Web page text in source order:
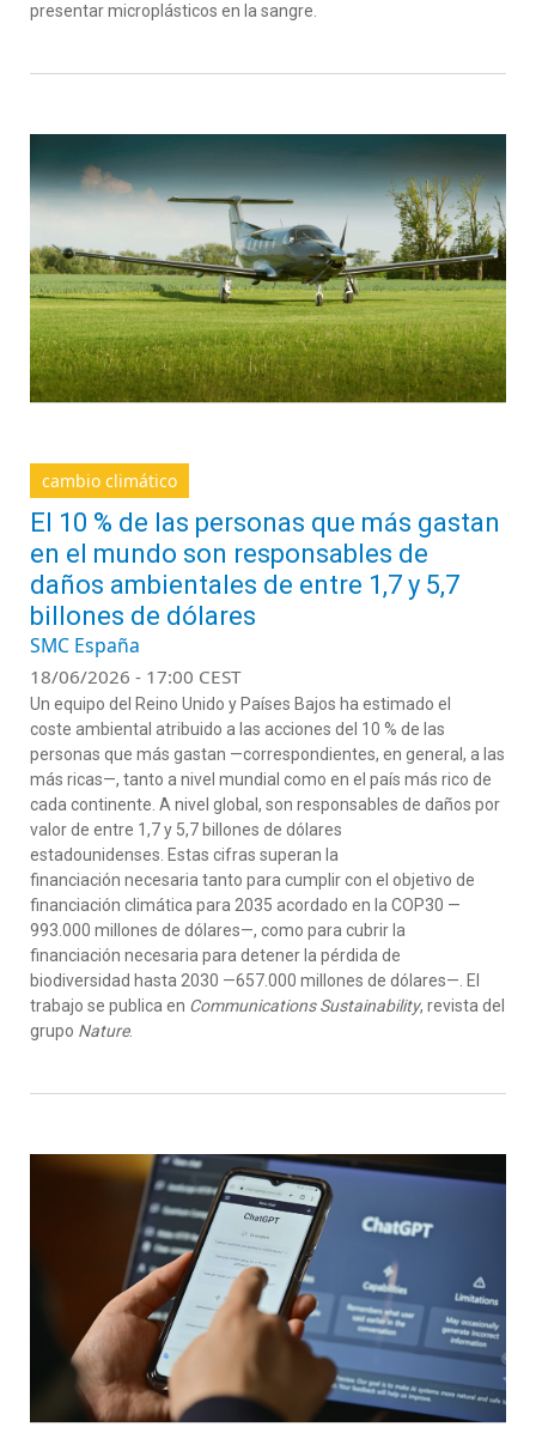
presentar microplásticos en la sangre.
cambio climático
El 10 % de las personas que más gastan
en el mundo son responsables de
daños ambientales de entre 1,7 y 5,7
billones de dólares
SMC España
18/06/2026 - 17:00 CEST
Un equipo del Reino Unido y Países Bajos ha estimado el
coste ambiental atribuido a las acciones del 10 % de las
personas que más gastan —correspondientes, en general, a las
más ricas—, tanto a nivel mundial como en el país más rico de
cada continente. A nivel global, son responsables de daños por
valor de entre 1,7 y 5,7 billones de dólares
estadounidenses. Estas cifras superan la
financiación necesaria tanto para cumplir con el objetivo de
financiación climática para 2035 acordado en la COP30 —
993.000 millones de dólares—, como para cubrir la
financiación necesaria para detener la pérdida de
biodiversidad hasta 2030 —657.000 millones de dólares—. El
trabajo se publica en Communications Sustainability, revista del
grupo Nature.